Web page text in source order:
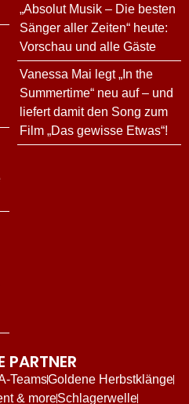
„Absolut Musik – Die besten
Sänger aller Zeiten“ heute:
Vorschau und alle Gäste
Vanessa Mai legt „In the
Summertime“ neu auf – und
liefert damit den Song zum
Film „Das gewisse Etwas“!
PARTNER
TeamsGoldene Herbstklänge
& moreSchlagerwelle